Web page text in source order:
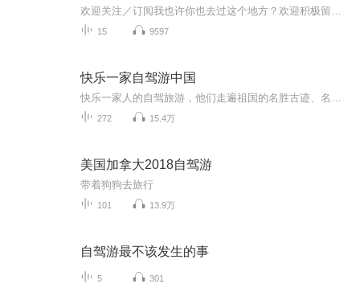
15 9597
快乐一家自驾游中国
272 15.4万
美国加拿大2018自驾游
带着狗狗去旅行
101 13.9万
自驾游最不该发生的事
5 301